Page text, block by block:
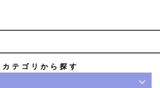
テゴリから探す